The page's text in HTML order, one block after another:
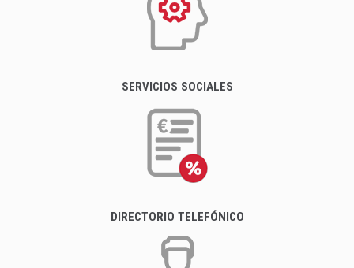
SERVICIOS SOCIALES
DIRECTORIO TELEFÓNICO